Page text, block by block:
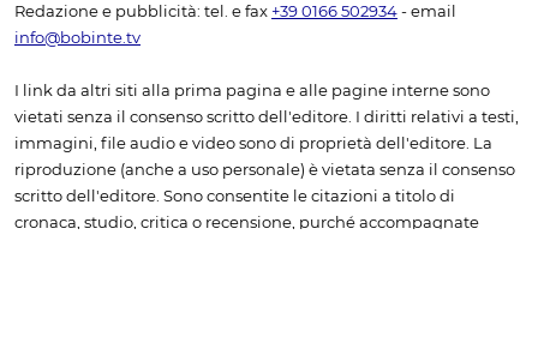
Redazione e pubblicità: tel. e fax +39 0166 502934 - email
info@bobinte.tv
I link da altri siti alla prima pagina e alle pagine interne sono
vietati senza il consenso scritto dell'editore. I diritti relativi a testi,
immagini, file audio e video sono di proprietà dell'editore. La
riproduzione (anche a uso personale) è vietata senza il consenso
scritto dell'editore. Sono consentite le citazioni a titolo di
cronaca, studio, critica o recensione, purché accompagnate